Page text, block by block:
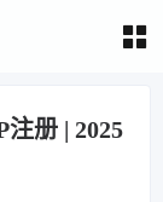
册 | 2025